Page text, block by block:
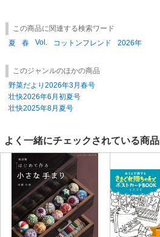
この商品に関連する検索ワード
夏
春 Vol. コットンフレンド 2026年
このジャンルのほかの商品
野菜だより2026年3月春号
壮快2026年6月初夏号
壮快2025年8月夏号
よく一緒にチェックされている商品